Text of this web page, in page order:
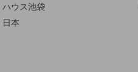
ハウス池袋
日本